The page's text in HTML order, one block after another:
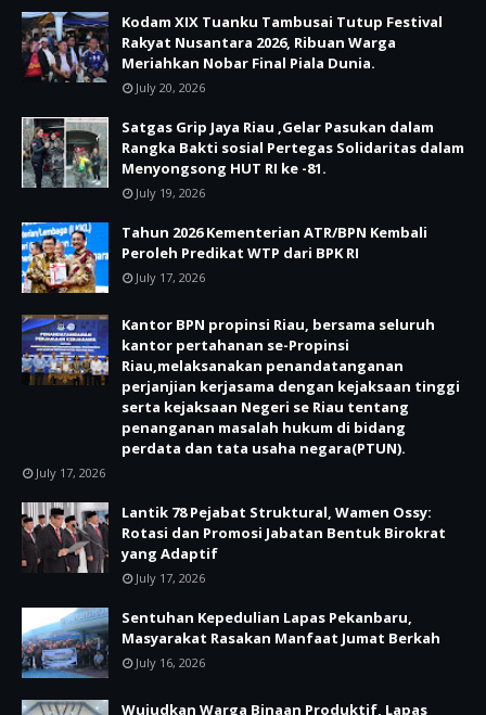
Kodam XIX Tuanku Tambusai Tutup Festival
Rakyat Nusantara 2026, Ribuan Warga
Meriahkan Nobar Final Piala Dunia.
July 20, 2026
Satgas Grip Jaya Riau ,Gelar Pasukan dalam
Rangka Bakti sosial Pertegas Solidaritas dalam
Menyongsong HUT RI ke -81.
July 19, 2026
Tahun 2026 Kementerian ATR/BPN Kembali
Peroleh Predikat WTP dari BPK RI
July 17, 2026
Kantor BPN propinsi Riau, bersama seluruh
kantor pertahanan se-Propinsi
Riau,melaksanakan penandatanganan
perjanjian kerjasama dengan kejaksaan tinggi
serta kejaksaan Negeri se Riau tentang
penanganan masalah hukum di bidang
perdata dan tata usaha negara(PTUN).
July 17, 2026
Lantik 78 Pejabat Struktural, Wamen Ossy:
Rotasi dan Promosi Jabatan Bentuk Birokrat
yang Adaptif
July 17, 2026
Sentuhan Kepedulian Lapas Pekanbaru,
Masyarakat Rasakan Manfaat Jumat Berkah
July 16, 2026
Wujudkan Warga Binaan Produktif, Lapas